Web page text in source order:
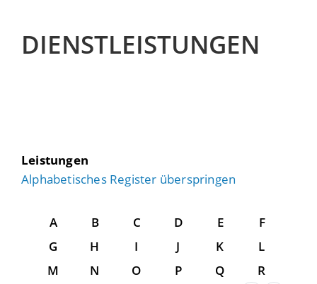
DIENSTLEISTUNGEN
Leistungen
Alphabetisches Register überspringen
A B C D E
F
G
H I J K
L
M
N O P Q
R